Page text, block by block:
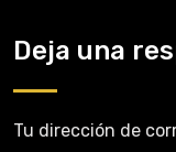
Deja una
Tu dirección de